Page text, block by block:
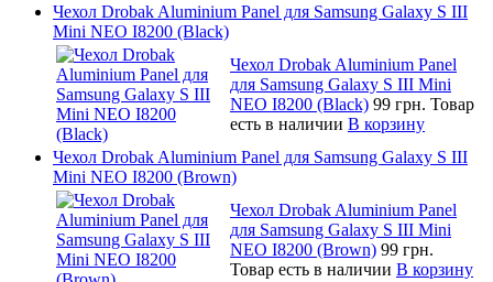
Чехол Drobak Aluminium Panel для Samsung Galaxy S III
Mini NEO I8200 (Black)
Чехол Drobak Aluminium Panel
для Samsung Galaxy S III Mini
NEO I8200 (Black) 99 грн. Товар
есть в наличии В корзину
Чехол Drobak Aluminium Panel для Samsung Galaxy S III
Mini NEO I8200 (Brown)
Чехол Drobak Aluminium Panel
для Samsung Galaxy S III Mini
NEO I8200 (Brown) 99 грн.
Товар есть в наличии В корзину